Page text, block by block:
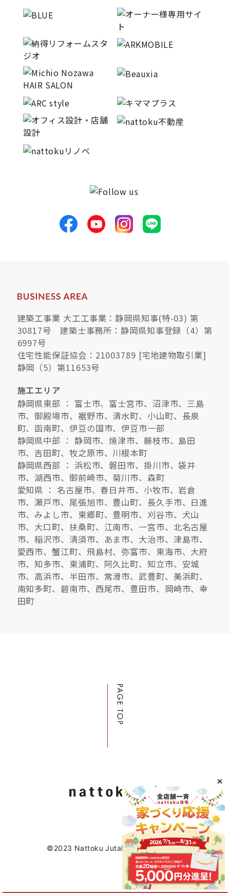
建築工事業 大工工事業：静岡県知事(特-03) 第
30817号 建築士事務所：静岡県知事登録（4）第
6997号
住宅性能保証協会：21003789 [宅地建物取引業]
静岡（5）第11653号
施工エリア
静岡県東部 ： 富士市、富士宮市、沼津市、三島
市、御殿場市、裾野市、清水町、小山町、長泉
町、函南町、伊豆の国市、伊豆市一部
静岡県中部 ： 静岡市、焼津市、藤枝市、島田
市、吉田町、牧之原市、川根本町
静岡県西部 ： 浜松市、磐田市、掛川市、袋井
市、湖西市、御前崎市、菊川市、森町
愛知県 ： 名古屋市、春日井市、小牧市、岩倉
市、瀬戸市、尾張旭市、豊山町、長久手市、日進
市、みよし市、東郷町、豊明市、刈谷市、犬山
市、大口町、扶桑町、江南市、一宮市、北名古屋
市、稲沢市、清須市、あま市、大治市、津島市、
愛西市、蟹江町、飛島村、弥富市、東海市、大府
市、知多市、東浦町、阿久比町、知立市、安城
市、高浜市、半田市、常滑市、武豊町、美浜町、
南知多町、碧南市、西尾市、豊田市、岡崎市、幸
田町
©2023 Nattoku Jutaku Kobo Co., Ltd.